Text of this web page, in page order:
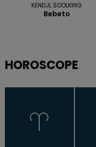
KENDJI, SOOLKING
Bebeto
HOROSCOPE